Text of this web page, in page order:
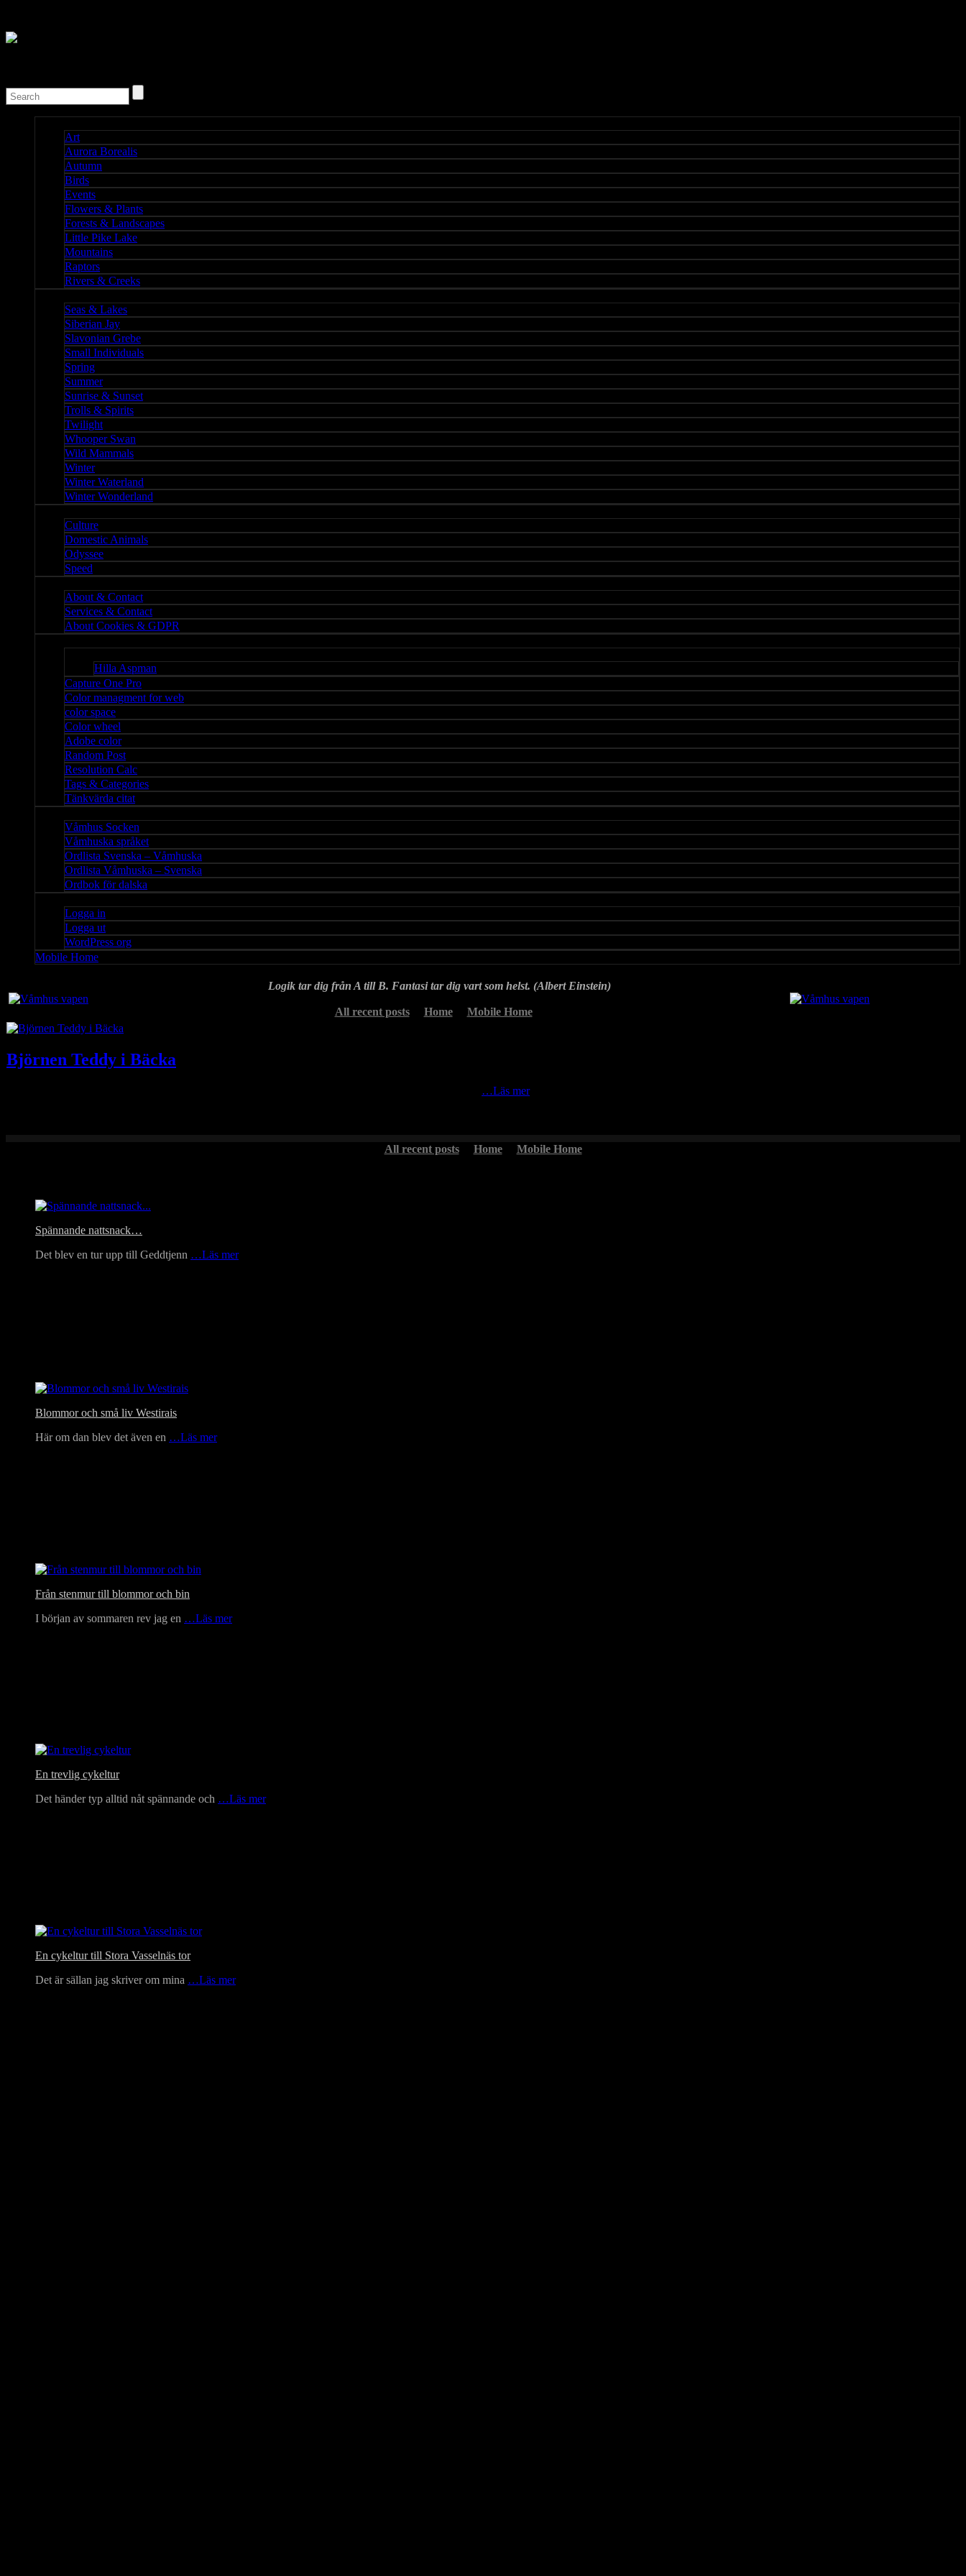
Art
Aurora Borealis
Autumn
Birds
Events
Flowers & Plants
Forests & Landscapes
Little Pike Lake
Mountains
Raptors
Rivers & Creeks
Seas & Lakes
Siberian Jay
Slavonian Grebe
Small Individuals
Spring
Summer
Sunrise & Sunset
Trolls & Spirits
Twilight
Whooper Swan
Wild Mammals
Winter
Winter Waterland
Winter Wonderland
Culture
Domestic Animals
Odyssee
Speed
About & Contact
Services & Contact
About Cookies & GDPR
Hilla Aspman
Capture One Pro
Color managment for web
color space
Color wheel
Adobe color
Random Post
Resolution Calc
Tags & Categories
Tänkvärda citat
Våmhus Socken
Våmhuska språket
Ordlista Svenska – Våmhuska
Ordlista Våmhuska – Svenska
Ordbok för dalska
Logga in
Logga ut
WordPress org
Mobile Home
Logik tar dig från A till B. Fantasi tar dig vart som helst. (Albert Einstein)
All recent posts Home Mobile Home
Björnen Teddy i Bäcka
…Läs mer
All recent posts Home Mobile Home
Spännande nattsnack…
Det blev en tur upp till Geddtjenn …Läs mer
Blommor och små liv Westirais
Här om dan blev det även en …Läs mer
Från stenmur till blommor och bin
I början av sommaren rev jag en …Läs mer
En trevlig cykeltur
Det händer typ alltid nåt spännande och …Läs mer
En cykeltur till Stora Vasselnäs tor
Det är sällan jag skriver om mina …Läs mer